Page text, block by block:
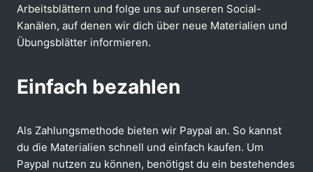
Arbeitsblättern und folge uns auf unseren Social-
Kanälen, auf denen wir dich über neue Materialien und
Übungsblätter informieren.
Einfach bezahlen
Als Zahlungsmethode bieten wir Paypal an. So kannst
du die Materialien schnell und einfach kaufen. Um
Paypal nutzen zu können, benötigst du ein bestehendes